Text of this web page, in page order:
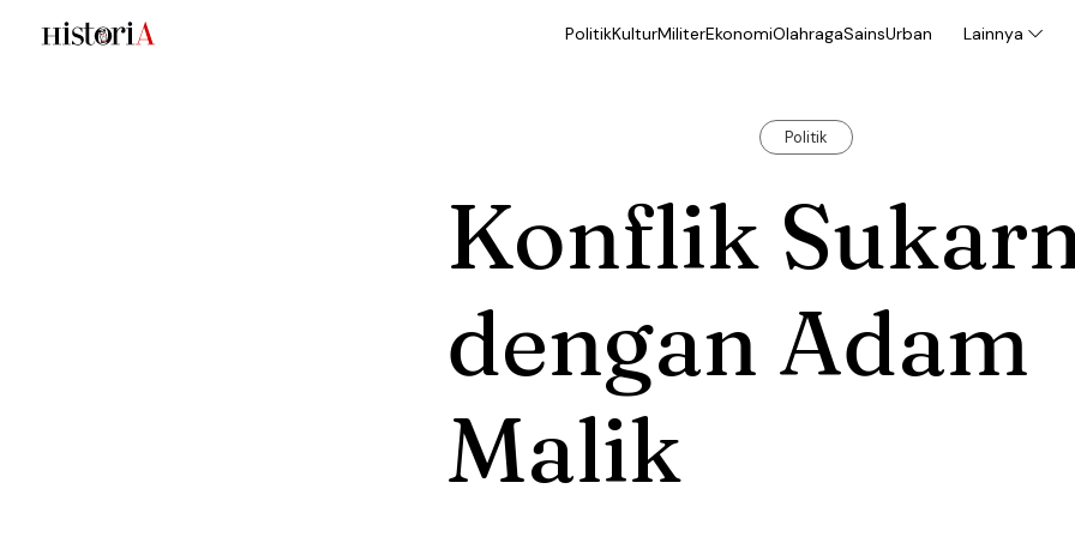
PolitikKulturMiliterEkonomiOlahragaSainsUrban Lainnya
Politik
Konflik
dengan Adam
Malik